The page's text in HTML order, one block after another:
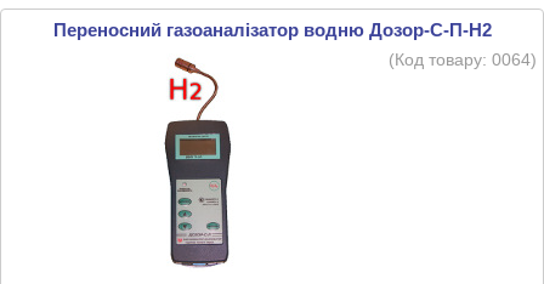
Переносний газоаналізатор водню Дозор-С-П-H2
(Код товару: 0064)